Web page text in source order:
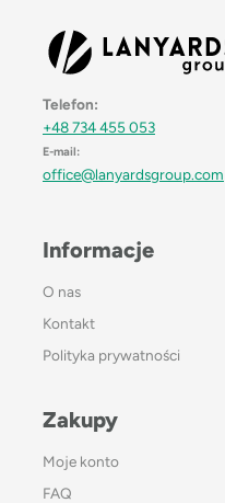
Telefon:
+48 734 455 053
E-mail:
office@lanyardsgroup.com
Informacje
O nas
Kontakt
Polityka prywatności
Zakupy
Moje konto
FAQ